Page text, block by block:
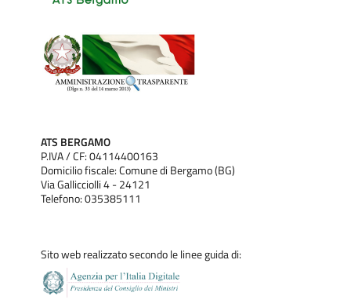
ATS BERGAMO
P.IVA / CF: 04114400163
Domicilio fiscale: Comune di Bergamo (BG)
Via Gallicciolli 4 - 24121
Telefono: 035385111
Sito web realizzato secondo le linee guida di: